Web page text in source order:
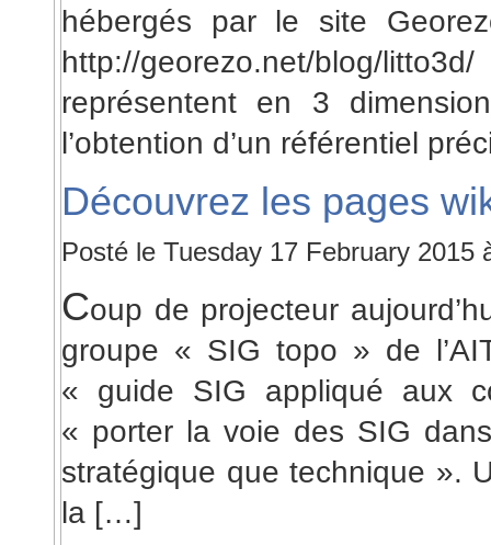
hébergés par le site
http://georezo.net/blog/
représentent en 3
l’obtention d’un référentiel
Découvrez les pages
Posté le Tuesday 17 February 2015
Coup de projecteur
groupe « SIG topo » de
« guide SIG appliqué aux
« porter la voie des SIG
stratégique que technique ».
la […]